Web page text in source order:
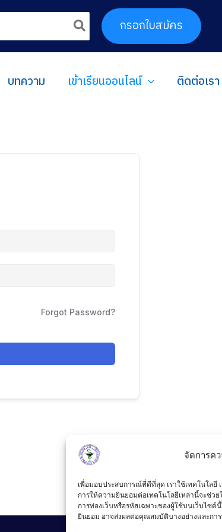
จัดการค
เพื่อมอบประสบการณ์ที่ดีที่สุด เราใช้เทคโนโลยี
การให้ความยินยอมต่อเทคโนโลยีเหล่านี้จะช่ว
การท่องเว็บหรือรหัสเฉพาะของผู้ใช้บนเว็บไ
ยินยอม อาจส่งผลต่อคุณสมบัติบางอย่างและกา
กรอกใบสมัคร
บทความ เข้าเรียนออนไลน์ ติดต่อเรา
Forgot Password?